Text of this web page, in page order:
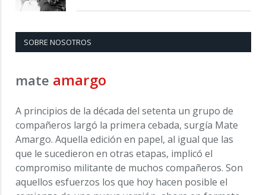
SOBRE NOSOTROS
mate amargo
A principios de la década del setenta un grupo de
compañeros largó la primera cebada, surgía Mate
Amargo. Aquella edición en papel, al igual que las
que le sucedieron en otras etapas, implicó el
compromiso militante de muchos compañeros. Son
aquellos esfuerzos los que hoy hacen posible el